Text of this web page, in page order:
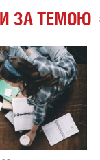
ЗА ТЕМОЮ